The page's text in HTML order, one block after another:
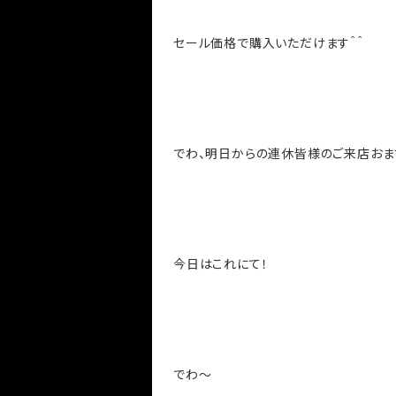
セール価格で購入いただけます＾＾
でわ、明日からの連休皆様のご来店お
今日はこれにて！
でわ～